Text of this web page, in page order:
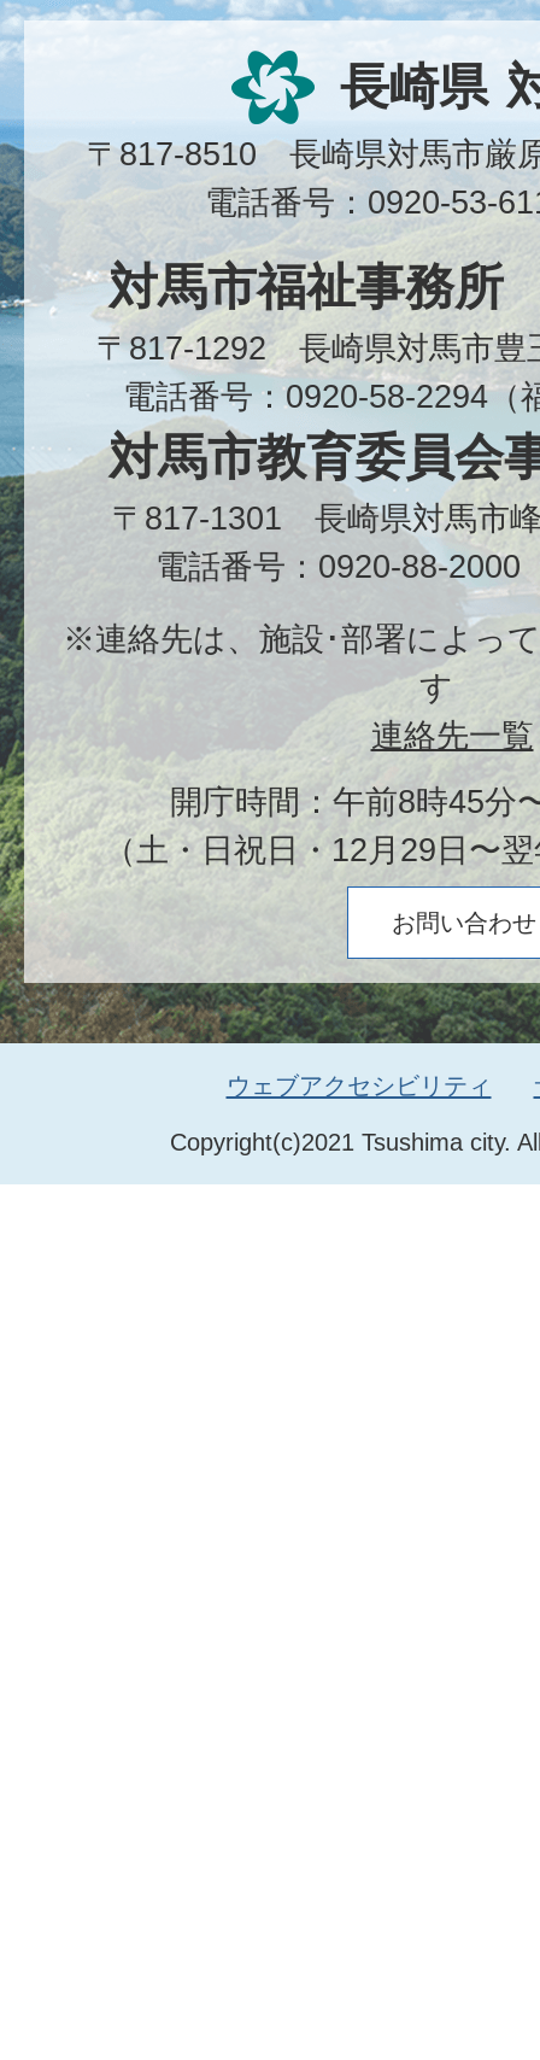
長崎県
〒817-8510 長崎県対馬市
電話番号：0920-53-
対馬市福祉事務所
〒817-1292 長崎県対馬市
電話番号：0920-58-2294（
対馬市教育委員会
〒817-1301 長崎県対馬市
電話番号：0920-88-2000
※連絡先は、施設･部署によっ
す
連絡先一覧
開庁時間：午前8時45分
（土・日祝日・12月29日〜
お問い合わせ
Copyright(c)2021 Tsushima city.
ウェブアクセシビリティ